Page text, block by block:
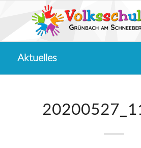
Aktuelles